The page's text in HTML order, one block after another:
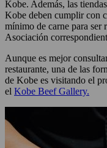
Kobe. Además, las
Kobe deben cumplir con
mínimo de carne para ser
Asociación
Aunque es mejor
restaurante, una de las
de Kobe es visitando el
el Kobe Beef Gallery.